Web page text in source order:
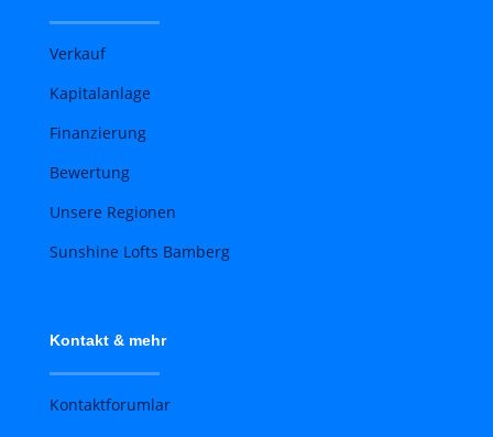
Verkauf
Kapitalanlage
Finanzierung
Bewertung
Unsere Regionen
Sunshine Lofts Bamberg
Kontakt & mehr
Kontaktforumlar